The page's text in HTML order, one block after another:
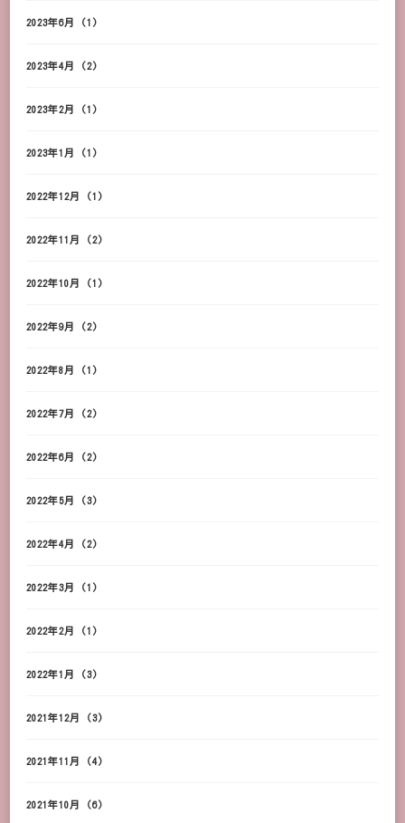
2023年6月 (1)
2023年4月 (2)
2023年2月 (1)
2023年1月 (1)
2022年12月 (1)
2022年11月 (2)
2022年10月 (1)
2022年9月 (2)
2022年8月 (1)
2022年7月 (2)
2022年6月 (2)
2022年5月 (3)
2022年4月 (2)
2022年3月 (1)
2022年2月 (1)
2022年1月 (3)
2021年12月 (3)
2021年11月 (4)
2021年10月 (6)